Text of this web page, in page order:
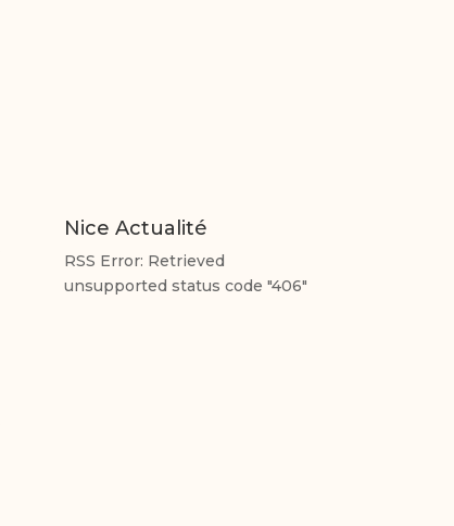
Nice Actualité
RSS Error: Retrieved
unsupported status code "406"